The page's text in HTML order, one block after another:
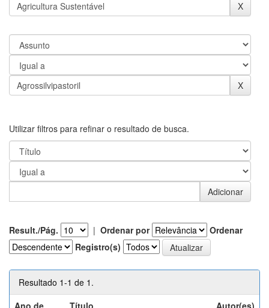
Utilizar filtros para refinar o resultado de busca.
Result./Pág. | Ordenar por
Ordenar
Registro(s)
Resultado 1-1 de 1.
Ano de
Título Autor(es)